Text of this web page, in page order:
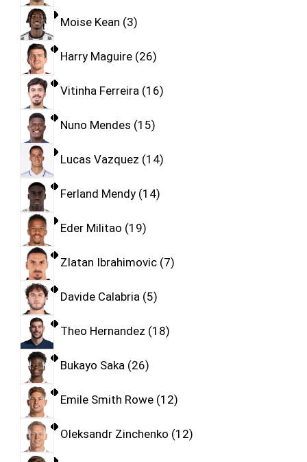
Moise Kean 3
Harry Maguire 26
Vitinha Ferreira 16
Nuno Mendes 15
Lucas Vazquez 14
Ferland Mendy 14
Eder Militao 19
Zlatan Ibrahimovic 7
Davide Calabria 5
Theo Hernandez 18
Bukayo Saka 26
Emile Smith Rowe 12
Oleksandr Zinchenko 12